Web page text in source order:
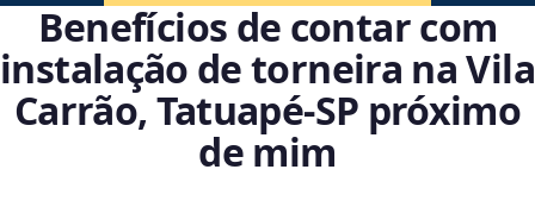
Benefícios de contar com
instalação de torneira na Vila
Carrão, Tatuapé‑SP próximo
de mim